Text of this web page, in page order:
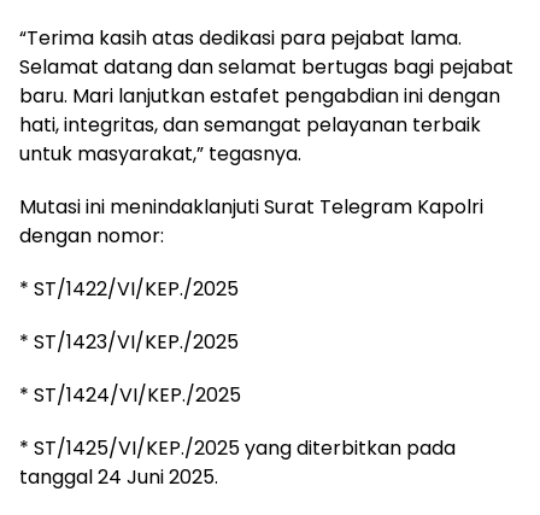
“Terima kasih atas dedikasi para pejabat lama.
Selamat datang dan selamat bertugas bagi pejabat
baru. Mari lanjutkan estafet pengabdian ini dengan
hati, integritas, dan semangat pelayanan terbaik
untuk masyarakat,” tegasnya.
Mutasi ini menindaklanjuti Surat Telegram Kapolri
dengan nomor:
* ST/1422/VI/KEP./2025
* ST/1423/VI/KEP./2025
* ST/1424/VI/KEP./2025
* ST/1425/VI/KEP./2025 yang diterbitkan pada
tanggal 24 Juni 2025.